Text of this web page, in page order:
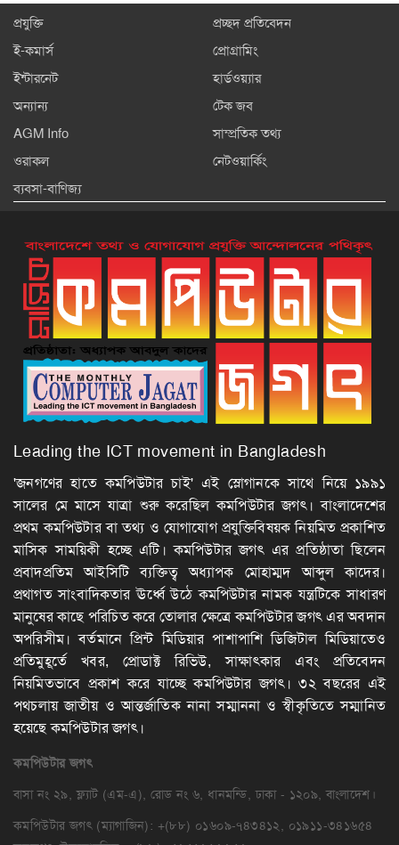
প্রযুক্তি
প্রচ্ছদ প্রতিবেদন
ই-কমার্স
প্রোগ্রামিং
ইন্টারনেট
হার্ডওয়্যার
অন্যান্য
টেক জব
AGM Info
সাম্প্রতিক তথ্য
ওরাকল
নেটওয়ার্কিং
ব্যবসা-বাণিজ্য
Leading the ICT movement in Bangladesh
'জনগণের হাতে কমপিউটার চাই' এই স্লোগানকে সাথে নিয়ে ১৯৯১
সালের মে মাসে যাত্রা শুরু করেছিল কমপিউটার জগৎ। বাংলাদেশের
প্রথম কমপিউটার বা তথ্য ও যোগাযোগ প্রযুক্তিবিষয়ক নিয়মিত প্রকাশিত
মাসিক সাময়িকী হচ্ছে এটি। কমপিউটার জগৎ এর প্রতিষ্ঠাতা ছিলেন
প্রবাদপ্রতিম আইসিটি ব্যক্তিত্ব অধ্যাপক মোহাম্মদ আব্দুল কাদের।
প্রথাগত সাংবাদিকতার ঊর্ধ্বে উঠে কমপিউটার নামক যন্ত্রটিকে সাধারণ
মানুষের কাছে পরিচিত করে তোলার ক্ষেত্রে কমপিউটার জগৎ এর অবদান
অপরিসীম। বর্তমানে প্রিন্ট মিডিয়ার পাশাপাশি ডিজিটাল মিডিয়াতেও
প্রতিমুহূর্তে খবর, প্রোডাক্ট রিভিউ, সাক্ষাৎকার এবং প্রতিবেদন
নিয়মিতভাবে প্রকাশ করে যাচ্ছে কমপিউটার জগৎ। ৩২ বছরের এই
পথচলায় জাতীয় ও আন্তর্জাতিক নানা সম্মাননা ও স্বীকৃতিতে সম্মানিত
হয়েছে কমপিউটার জগৎ।
কমপিউটারজগৎ
বাসা নং ২৯, ফ্ল্যাট (এম-এ), রোড নং ৬, ধানমন্ডি, ঢাকা - ১২০৯, বাংলাদেশ।
কমপিউটার জগৎ (ম্যাগাজিন): +(৮৮) ০১৬০৯-৭৪৩৪১২, ০১৯১১-৩৪১৬৫৪